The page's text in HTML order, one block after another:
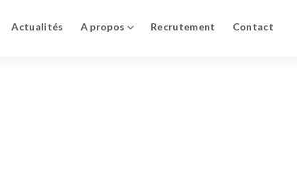
Actualités A propos Recrutement Contact